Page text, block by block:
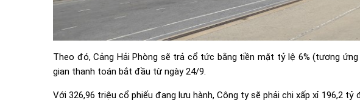
Theo đó, Cảng Hải Phòng sẽ trả cổ tức bằng tiền mặt tỷ lệ 6% (tương
gian thanh toán bắt đầu từ ngày 24/9.
Với 326,96 triệu cổ phiếu đang lưu hành, Công ty sẽ phải chi xấp xỉ 196,2